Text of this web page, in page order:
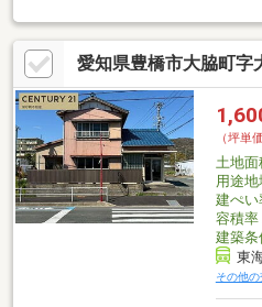
愛知県豊橋市大脇町字
（坪単
土地面
用途地
建ぺい
容積率
建築条
東
その他の